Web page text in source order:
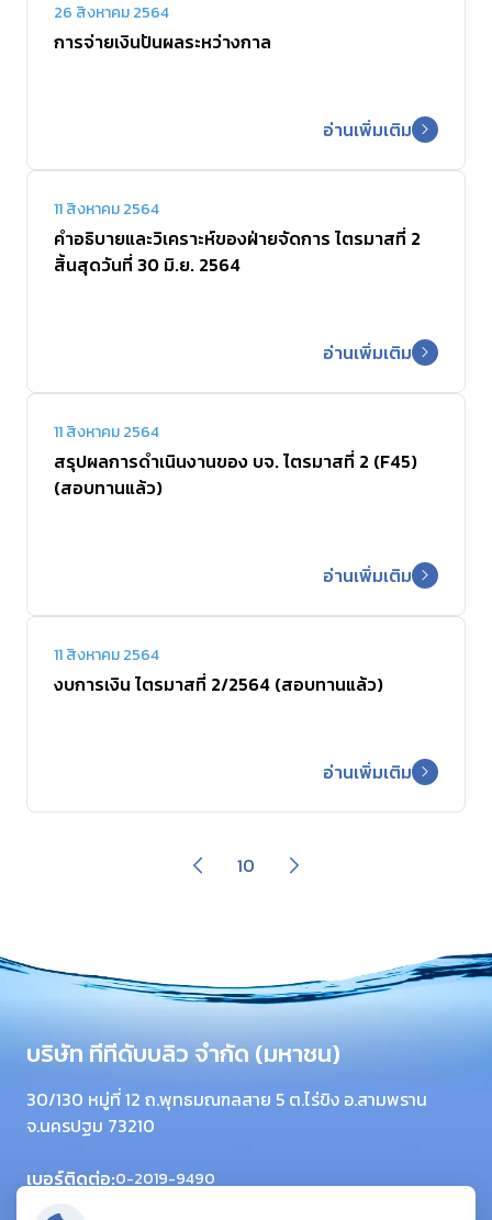
26 สิงหาคม 2564
การจ่ายเงินปันผลระหว่างกาล
อ่านเพิ่มเติม
11 สิงหาคม 2564
คำอธิบายและวิเคราะห์ของฝ่ายจัดการ ไตรมาสที่ 2
สิ้นสุดวันที่ 30 มิ.ย. 2564
อ่านเพิ่มเติม
11 สิงหาคม 2564
สรุปผลการดำเนินงานของ บจ. ไตรมาสที่ 2 (F45)
(สอบทานแล้ว)
อ่านเพิ่มเติม
11 สิงหาคม 2564
งบการเงิน ไตรมาสที่ 2/2564 (สอบทานแล้ว)
อ่านเพิ่มเติม
10
บริษัท ทีทีดับบลิว จำกัด (มหาชน)
30/130 หมู่ที่ 12 ถ.พุทธมณฑลสาย 5 ต.ไร่ขิง อ.สามพราน
จ.นครปฐม 73210
เบอร์ติดต่อ:0-2019-9490